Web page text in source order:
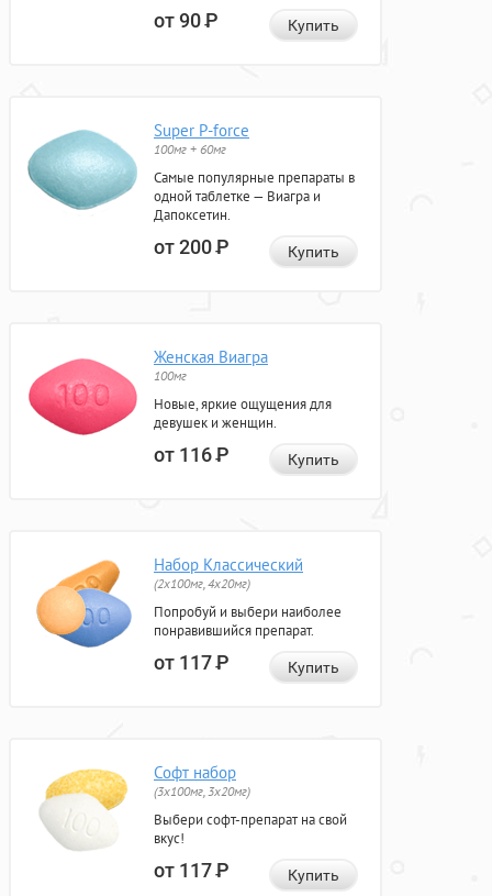
от 90Р Купить
Super P-force
100мг + 60мг
Самые популярные препараты в
одной таблетке — Виагра и
Дапоксетин.
от 200Р Купить
Женская Виагра
100мг
Новые, яркие ощущения для
девушек и женщин.
от 116Р Купить
Набор Классический
(2x100мг, 4x20мг)
Попробуй и выбери наиболее
понравившийся препарат.
от 117Р Купить
Софт набор
(3x100мг, 3x20мг)
Выбери софт-препарат на свой
вкус!
от 117Р Купить